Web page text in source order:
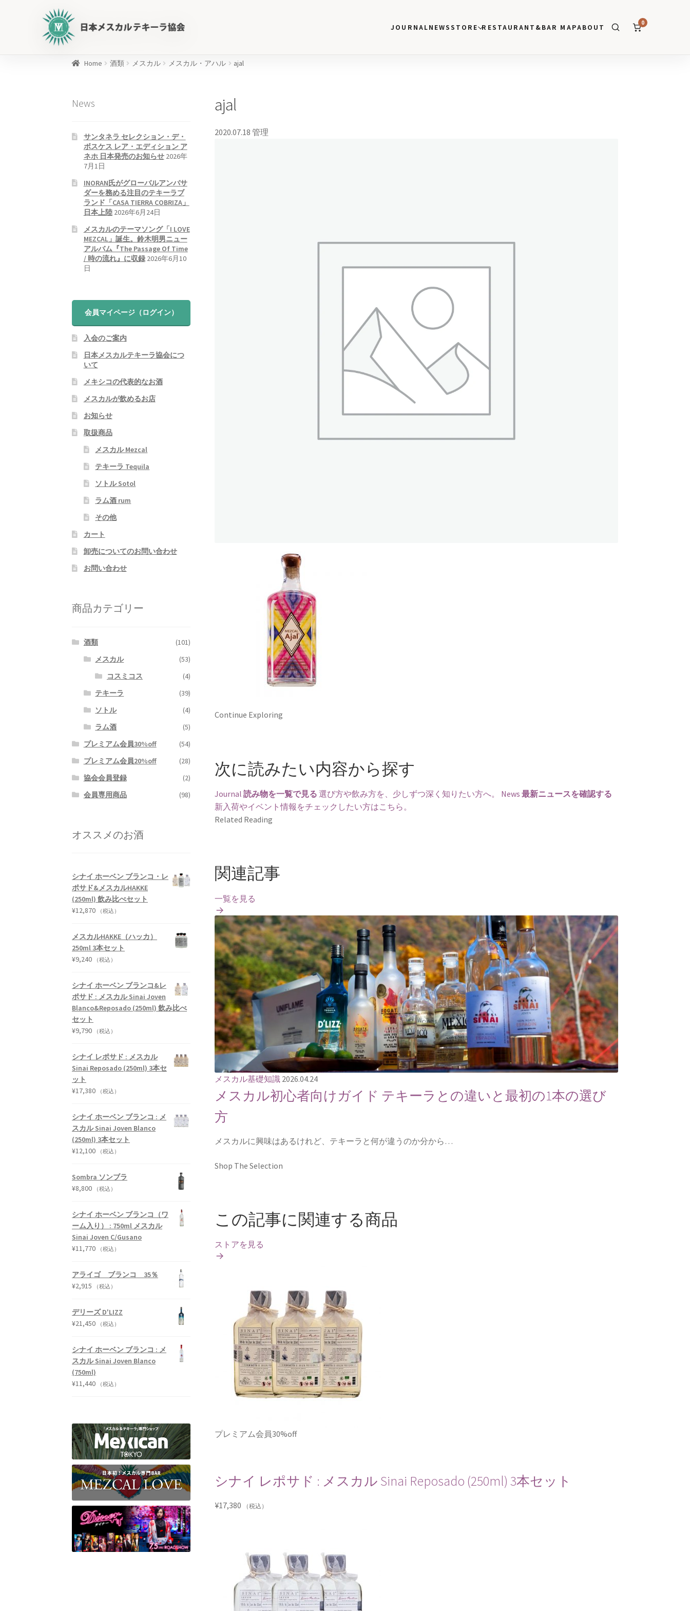
本
カ
協
会
式
WEB
サ
イ
ト
JOURNALNEWSSTORE RESTAURANT&BAR MAPABOUT
0
Home 酒類 メスカル メスカル・アハル ajal
ajal
2020.07.18 管理
Continue Exploring
次に読みたい内容から探す
Journal 読み物を一覧で見る 選び方や飲み方を、少しずつ深く知りたい方へ。 News 最新ニュースを確認する
新入荷やイベント情報をチェックしたい方はこちら。
Related Reading
関連記事
一覧を見る
メスカル基礎知識 2026.04.24
メスカル初心者向けガイド テキーラとの違いと最初の1本の選び
方
メスカルに興味はあるけれど、テキーラと何が違うのか分から…
Shop The Selection
この記事に関連する商品
ストアを見る
プレミアム会員30%off
シナイ レポサド : メスカル Sinai Reposado (250ml) 3本セット
¥17,380 （税込）
News
サンタネラ セレクション・デ・
ボスケス レア・エディション ア
ネホ 日本発売のお知らせ 2026年
7月1日
INORAN氏がグローバルアンバサ
ダーを務める注目のテキーラブ
ランド「CASA TIERRA COBRIZA」
日本上陸 2026年6月24日
メスカルのテーマソング「I LOVE
MEZCAL」誕生。鈴木明男ニュー
アルバム『The Passage Of Time
/ 時の流れ』に収録 2026年6月10
日
会員マイページ（ログイン）
入会のご案内
日本メスカルテキーラ協会につ
いて
メキシコの代表的なお酒
メスカルが飲めるお店
お知らせ
取扱商品
メスカル Mezcal
テキーラ Tequila
ソトル Sotol
ラム酒 rum
その他
カート
卸売についてのお問い合わせ
お問い合わせ
商品カテゴリー
酒類
(101)
メスカル
(53)
コスミコス
(4)
テキーラ
(39)
ソトル
(4)
ラム酒
(5)
プレミアム会員30%off
(54)
プレミアム会員20%off
(28)
協会会員登録
(2)
会員専用商品
(98)
オススメのお酒
シナイ ホーベン ブランコ・レ
ポサド&メスカルHAKKE
(250ml) 飲み比べセット
¥12,870 （税込）
メスカルHAKKE（ハッカ）
250ml 3本セット
¥9,240 （税込）
シナイ ホーベン ブランコ&レ
ポサド : メスカル Sinai Joven
Blanco&Reposado (250ml) 飲み比べ
セット
¥9,790 （税込）
シナイ レポサド : メスカル
Sinai Reposado (250ml) 3本セ
ット
¥17,380 （税込）
シナイ ホーベン ブランコ : メ
スカル Sinai Joven Blanco
(250ml) 3本セット
¥12,100 （税込）
Sombra ソンブラ
¥8,800 （税込）
シナイ ホーベン ブランコ（ワ
ーム入り） : 750ml メスカル
Sinai Joven C/Gusano
¥11,770 （税込）
アライゴ ブランコ 35％
¥2,915 （税込）
デリーズ D'LIZZ
¥21,450 （税込）
シナイ ホーベン ブランコ : メ
スカル Sinai Joven Blanco
(750ml)
¥11,440 （税込）